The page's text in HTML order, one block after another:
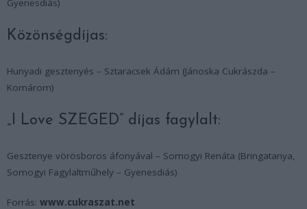
Gyenesdiás)
Közönségdíjas:
Hunyadi gesztenyés – Sztaracsek Ádám (Jánoska Cukrászda –
Komárom)
„I Love SZEGED” díjas fagylalt:
Gesztenye vörösboros áfonyával – Somogyi Renáta (Bringatanya,
Somogyi Fagylaltműhely – Gyenesdiás)
Forrás: www.cukraszat.net